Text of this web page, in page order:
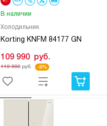
Холодильник
Korting KNFM 84177 GN
В наличии
109 990 руб.
119 990руб. -8%